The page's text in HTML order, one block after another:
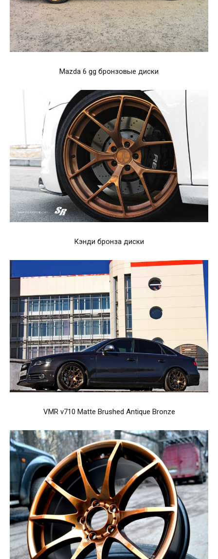
Mazda 6 gg бронзовые диски
Кэнди бронза диски
VMR v710 Matte Brushed Antique Bronze